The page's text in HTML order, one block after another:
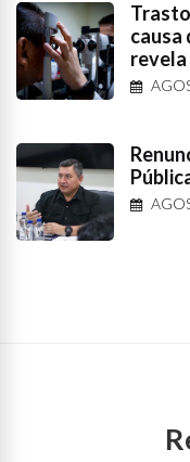
causa
revela